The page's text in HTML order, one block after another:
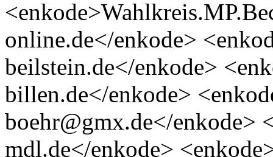
online.de</enkode>
beilstein.de</enkode>
billen.de</enkode>
boehr@gmx.de</enkode>
mdl.de</enkode>